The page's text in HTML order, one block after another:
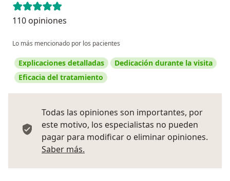
110 opiniones
Lo más mencionado por los pacientes
Explicaciones detalladas
Dedicación durante la visita
Eficacia del tratamiento
Todas las opiniones son importantes, por
este motivo, los especialistas no pueden
pagar para modificar o eliminar opiniones.
Saber más.